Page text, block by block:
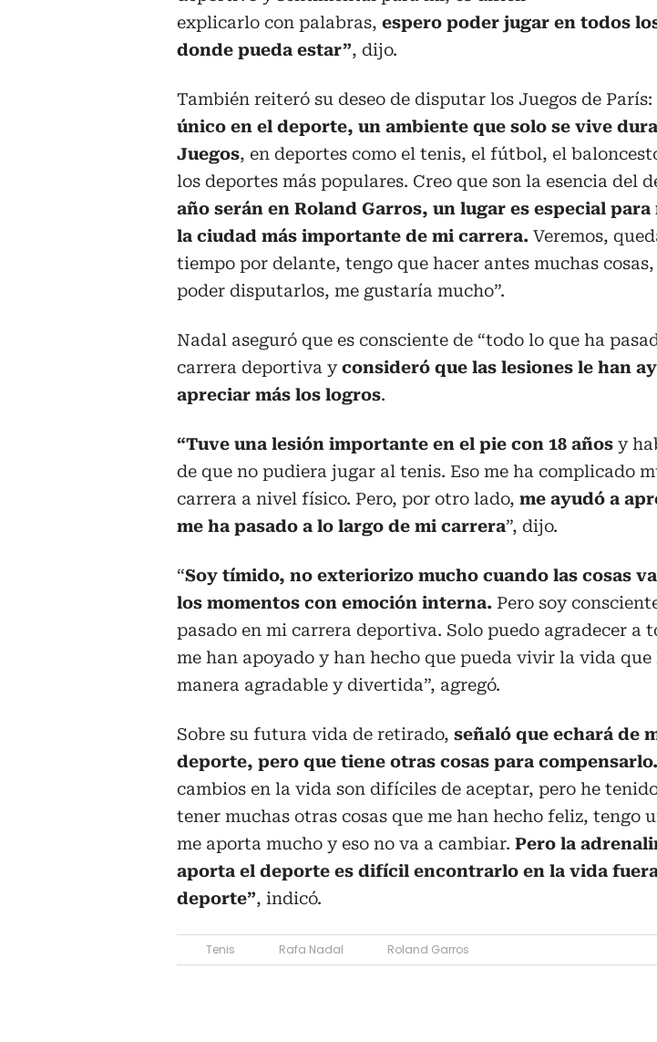
explicarlo con palabras, espero poder jugar en todos
donde pueda estar”, dijo.
También reiteró su deseo de disputar los Juegos de París:
único en el deporte, un ambiente que solo se vive
Juegos, en deportes como el tenis, el fútbol, el
los deportes más populares. Creo que son la esencia del
año serán en Roland Garros, un lugar es especial para
la ciudad más importante de mi carrera. Veremos,
tiempo por delante, tengo que hacer antes muchas
poder disputarlos, me gustaría mucho”.
Nadal aseguró que es consciente de “todo lo que ha
carrera deportiva yconsideró que las lesiones le han
apreciar más los logros.
“Tuve una lesión importante en el pie con 18 años y
de que no pudiera jugar al tenis. Eso me ha complicado
carrera a nivel físico. Pero, por otro lado, me ayudó a
me ha pasado a lo largo de mi carrera”, dijo.
“Soy tímido, no exteriorizo mucho cuando las cosas
los momentos con emoción interna. Pero soy
pasado en mi carrera deportiva. Solo puedo agradecer a
me han apoyado y han hecho que pueda vivir la vida
manera agradable y divertida”, agregó.
Sobre su futura vida de retirado, señaló que echará de
deporte, pero que tiene otras cosas para compensarlo.
cambios en la vida son difíciles de aceptar, pero he
tener muchas otras cosas que me han hecho feliz, tengo
me aporta mucho y eso no va a cambiar. Pero la
aporta el deporte es difícil encontrarlo en la vida
deporte”, indicó.
Tenis Rafa Nadal Roland Garros